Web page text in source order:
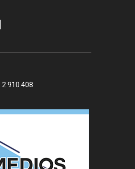
2.910.408